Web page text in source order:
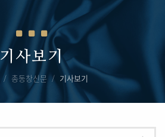
기사보기
총동창신문 기사보기